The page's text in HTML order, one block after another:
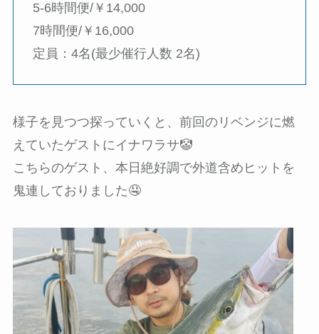
5-6時間便/￥14,000
7時間便/￥16,000
定員：4名(最少催行人数 2名)
様子を見つつ探っていくと、前回のリベンジに燃
えていたゲストにイナワラサ🤡
こちらのゲスト、本日絶好調で外道含めヒットを
鬼連しておりました🤤